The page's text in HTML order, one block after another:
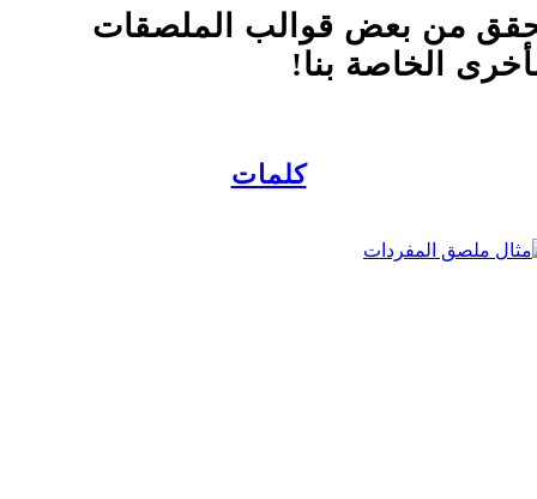
من بعض قوالب الملصقات
الخاصة بنا!
كلمات